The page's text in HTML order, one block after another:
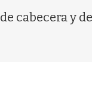
cabecera y